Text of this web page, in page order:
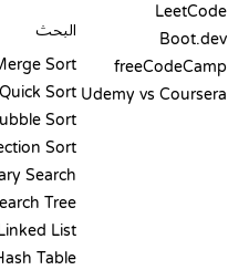
LeetCode
Boot.dev
freeCodeCamp
Udemy vs Coursera
البحث
Sort
Quick Sort
Sort
Sort
Search
Tree
List
Table